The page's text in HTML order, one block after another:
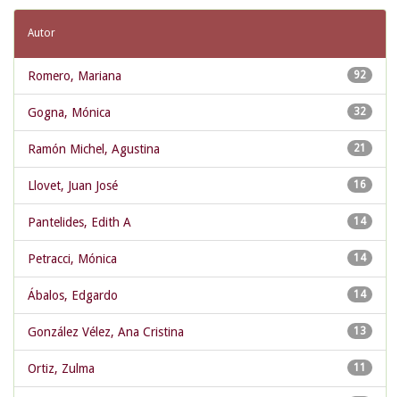
Autor
92
Romero, Mariana
32
Gogna, Mónica
21
Ramón Michel, Agustina
16
Llovet, Juan José
14
Pantelides, Edith A
14
Petracci, Mónica
14
Ábalos, Edgardo
13
González Vélez, Ana Cristina
11
Ortiz, Zulma